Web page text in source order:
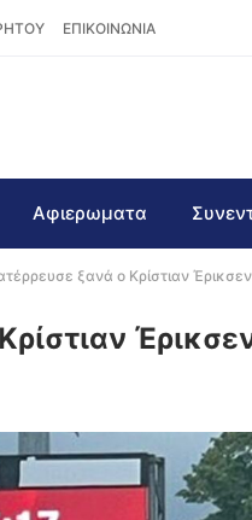
ΕΠΙΚΟΙΝΩΝΙΑ
Αφιερωματα
ξανά ο Κρίστιαν Έρικσεν